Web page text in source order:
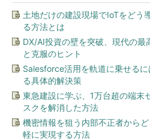
土地だけの建設現場でIoTをどう
る方法とは
DX/AI投資の壁を突破、現代の最
と克服のヒント
Salesforce活用を軌道に乗せるに
る具体的解決策
東急建設に学ぶ、1万台超の端末
スクを解消した方法
機密情報を狙う内部不正者から
軽に実現する方法